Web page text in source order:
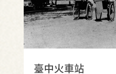
臺中火車站